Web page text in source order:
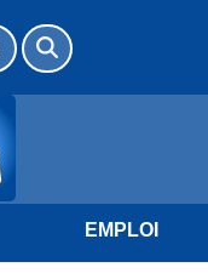
EMPLOI